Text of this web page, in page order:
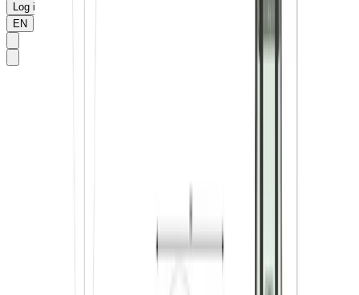
Log ind eller opret
EN